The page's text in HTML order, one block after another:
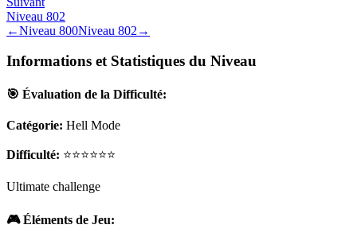
Niveau 802
←Niveau 800Niveau 802 →
Informations et Statistiques du Niveau
🎯 Évaluation de la Difficulté:
Catégorie: Hell Mode
Difficulté: ⭐⭐⭐⭐⭐⭐
Ultimate challenge
🎮 Éléments de Jeu: